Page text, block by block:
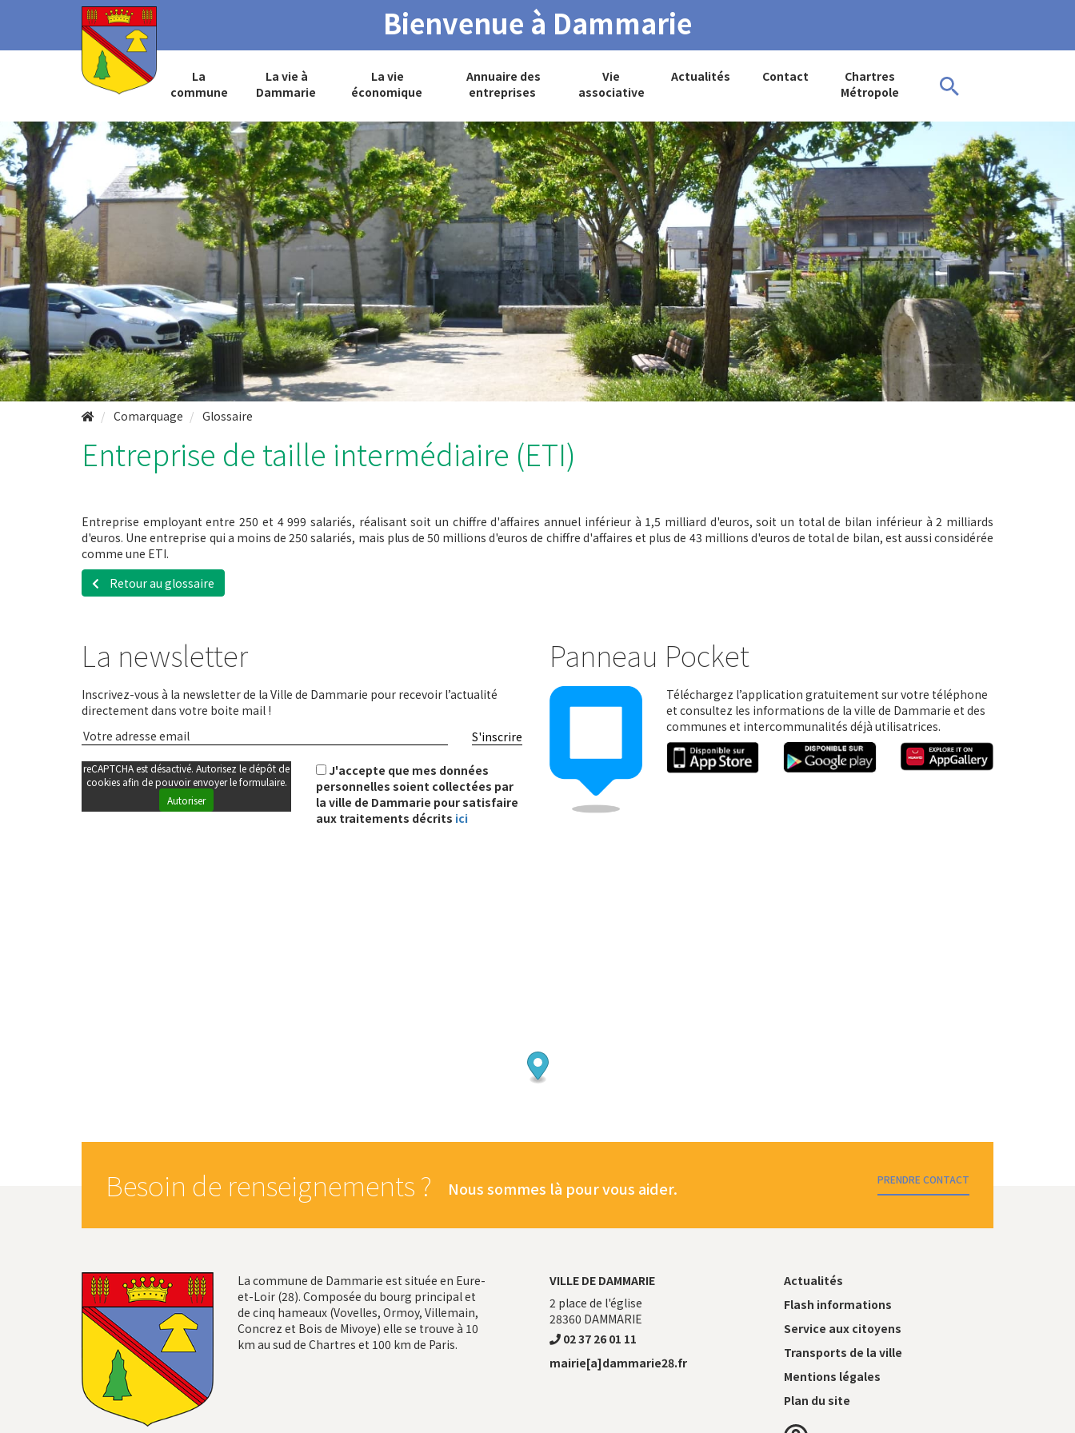
Bienvenue à Dammarie
La
commune
La vie à
Dammarie
La vie
économique
Annuaire des
entreprises
Vie
associative
Actualités Contact
Chartres
Métropole
Comarquage Glossaire
Entreprise de taille intermédiaire (ETI)
Entreprise employant entre 250 et 4 999 salariés, réalisant soit un chiffre d'affaires annuel inférieur à 1,5 milliard d'euros, soit un total de bilan inférieur à 2 milliards
d'euros. Une entreprise qui a moins de 250 salariés, mais plus de 50 millions d'euros de chiffre d'affaires et plus de 43 millions d'euros de total de bilan, est aussi considérée
comme une ETI.
Retour au glossaire
La newsletter
Inscrivez-vous à la newsletter de la Ville de Dammarie pour recevoir l’actualité
directement dans votre boite mail !
S'inscrire
reCAPTCHA est désactivé. Autorisez le dépôt de
cookies afin de pouvoir envoyer le formulaire.
Autoriser
J'accepte que mes données
personnelles soient collectées par
la ville de Dammarie pour satisfaire
aux traitements décrits ici
Panneau Pocket
Téléchargez l’application gratuitement sur votre téléphone
et consultez les informations de la ville de Dammarie et des
communes et intercommunalités déjà utilisatrices.
Besoin de renseignements ? Nous sommes là pour vous aider. PRENDRE CONTACT
La commune de Dammarie est située en Eure-
et-Loir (28). Composée du bourg principal et
de cinq hameaux (Vovelles, Ormoy, Villemain,
Concrez et Bois de Mivoye) elle se trouve à 10
km au sud de Chartres et 100 km de Paris.
VILLE DE DAMMARIE
2 place de l'église
28360 DAMMARIE
02 37 26 01 11
mairie[a]dammarie28.fr
Actualités
Flash informations
Service aux citoyens
Transports de la ville
Mentions légales
Plan du site